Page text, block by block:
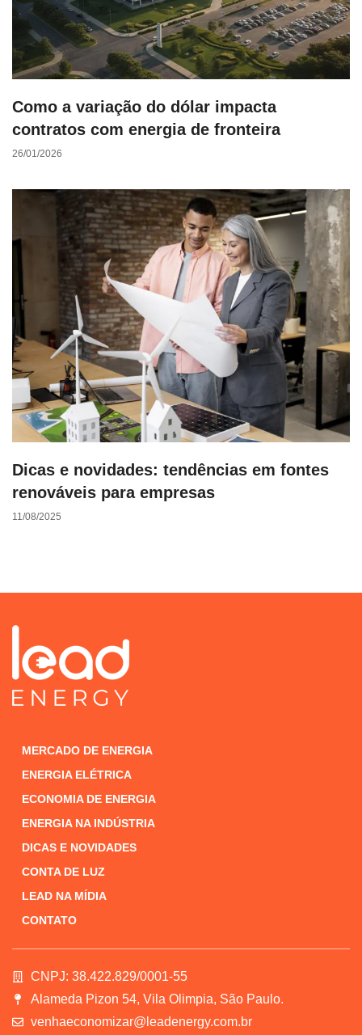
Como a variação do dólar impacta
contratos com energia de fronteira
26/01/2026
Dicas e novidades: tendências em fontes
renováveis para empresas
11/08/2025
MERCADO DE ENERGIA
ENERGIA ELÉTRICA
ECONOMIA DE ENERGIA
ENERGIA NA INDÚSTRIA
DICAS E NOVIDADES
CONTA DE LUZ
LEAD NA MÍDIA
CONTATO
CNPJ: 38.422.829/0001-55
Alameda Pizon 54, Vila Olimpia, São Paulo.
venhaeconomizar@leadenergy.com.br